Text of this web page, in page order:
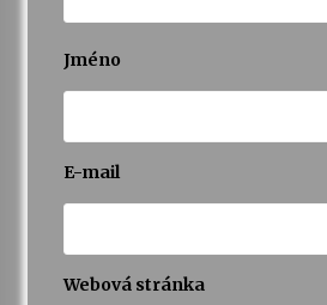
Jméno
E-mail
Webová stránka